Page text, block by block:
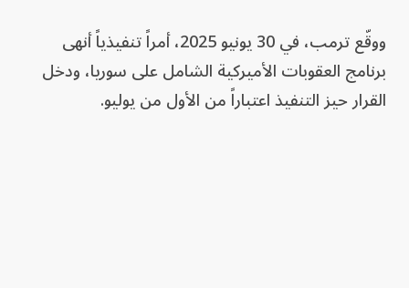
ووقّع ترمب، في 30 يونيو 2025، أمراً تنفيذياً أنهى
برنامج العقوبات الأميركية الشامل على سوريا، ودخل
القرار حيز التنفيذ اعتباراً من الأول من يوليو.